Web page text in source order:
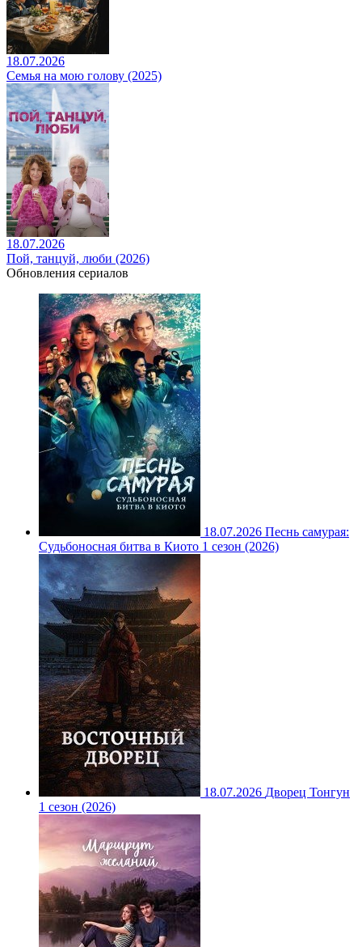
18.07.2026
Семья на мою голову (2025)
18.07.2026
Пой, танцуй, люби (2026)
Обновления сериалов
18.07.2026 Песнь самурая:
Судьбоносная битва в Киото 1 сезон (2026)
18.07.2026 Дворец Тонгун
1 сезон (2026)